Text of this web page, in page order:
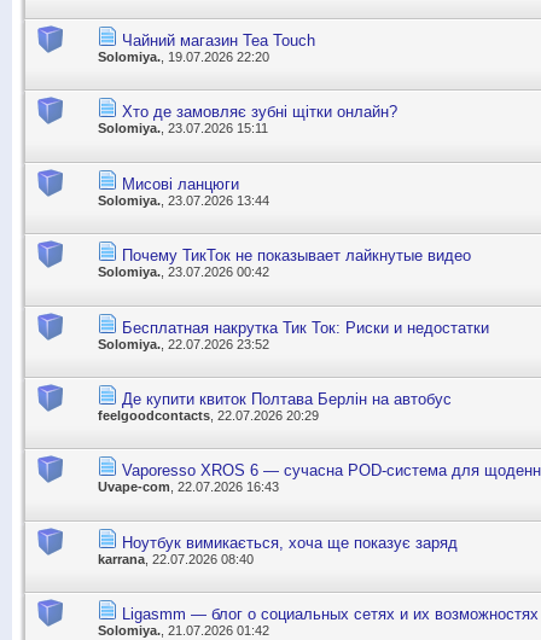
Чайний магазин Tea Touch
Solomiya. , 19.07.2026 22:20
Хто де замовляє зубні щітки онлайн?
Solomiya. , 23.07.2026 15:11
Мисові ланцюги
Solomiya. , 23.07.2026 13:44
Почему ТикТок не показывает лайкнутые видео
Solomiya. , 23.07.2026 00:42
Бесплатная накрутка Тик Ток: Риски и недостатки
Solomiya. , 22.07.2026 23:52
Де купити квиток Полтава Берлін на автобус
feelgoodcontacts , 22.07.2026 20:29
Vaporesso XROS 6 — сучасна POD-система для
Uvape-com, 22.07.2026 16:43
Ноутбук вимикається, хоча ще показує заряд
karrana , 22.07.2026 08:40
Ligasmm — блог о социальных сетях и их возможностях
Solomiya., 21.07.2026 01:42